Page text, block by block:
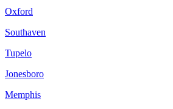
Oxford
Southaven
Tupelo
Jonesboro
Memphis